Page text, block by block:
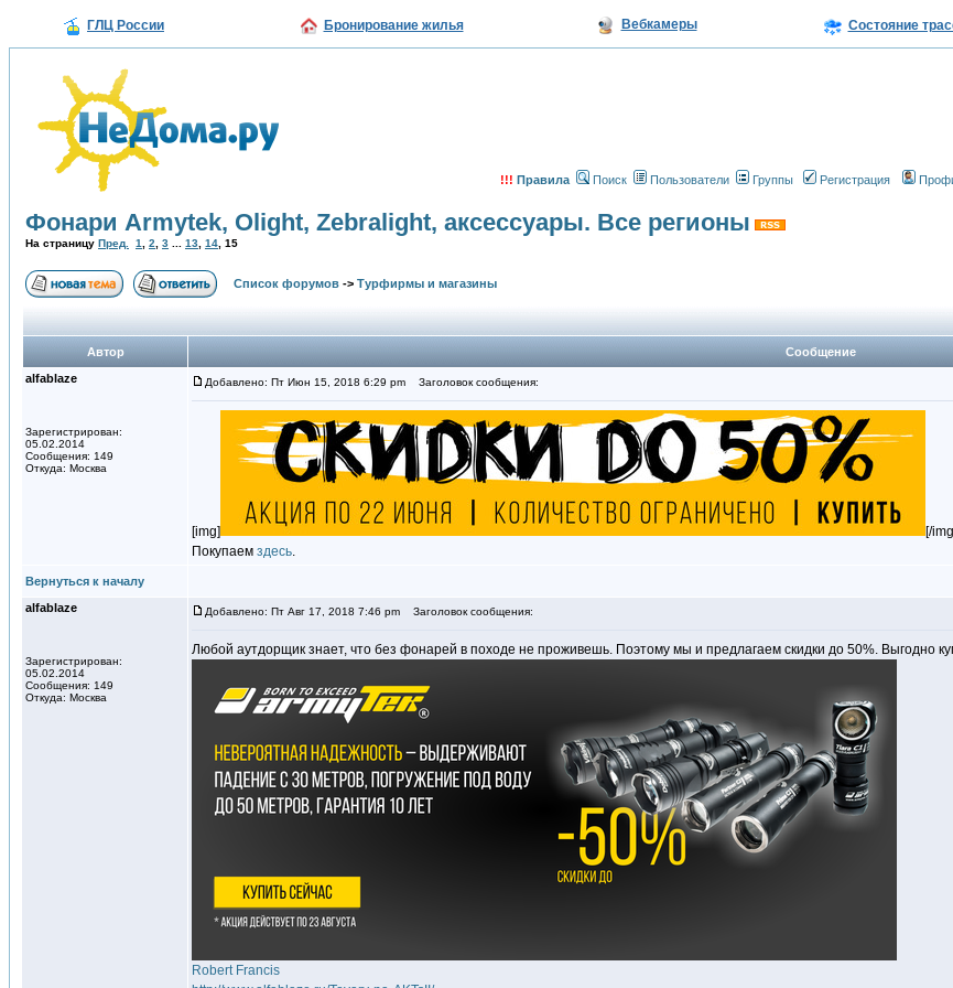
ГЛЦ России Бронирование жилья Вебкамеры Состояние
!!! Правила Поиск Пользователи Группы Регистрация
Фонари Armytek, Olight, Zebralight, аксессуары. Все регионы
На страницу Пред. 1 2 3 13 14 15
Список форумов -> Турфирмы и магазины
Автор
Сообщение
alfablaze
Зарегистрирован:
05.02.2014
Сообщения: 149
Откуда: Москва
Добавлено: Пт Июн 15, 2018 6:29 pm Заголовок сообщения:
[img]
[/
Покупаем здесь.
Вернуться к началу
alfablaze
Зарегистрирован:
05.02.2014
Сообщения: 149
Откуда: Москва
Добавлено: Пт Авг 17, 2018 7:46 pm Заголовок сообщения:
Любой аутдорщик знает, что без фонарей в походе не проживешь. Поэтому мы и предлагаем скидки до 50%. Выгодно
Robert Francis